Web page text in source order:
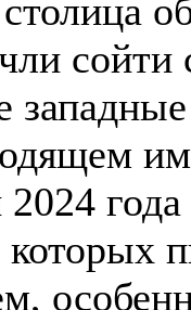
сойти